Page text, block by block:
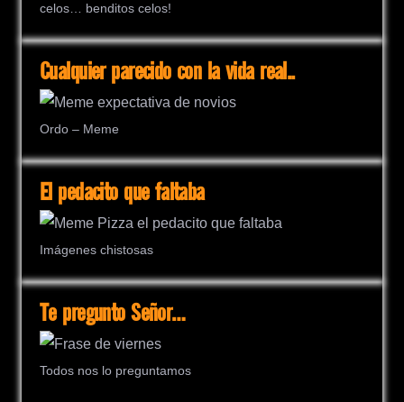
celos… benditos celos!
Cualquier parecido con la vida real..
Ordo – Meme
El pedacito que faltaba
Imágenes chistosas
Te pregunto Señor…
Todos nos lo preguntamos